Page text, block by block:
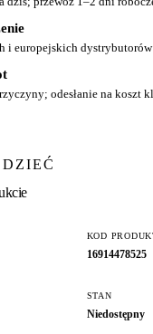
i europejskich dystrybutorów
odesłanie na koszt
KOD
16914478525
STAN
Niedostępny